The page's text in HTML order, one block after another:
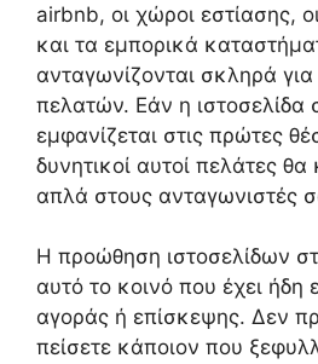
airbnb, οι χώροι εστίασης,
και τα εμπορικά
ανταγωνίζονται σκληρά
πελατών. Εάν η ιστοσελίδα
εμφανίζεται στις πρώτες
δυνητικοί αυτοί πελάτες
απλά στους ανταγωνιστές
Η προώθηση ιστοσελίδων
αυτό το κοινό που έχει ήδη
αγοράς ή επίσκεψης. Δεν
πείσετε κάποιον που